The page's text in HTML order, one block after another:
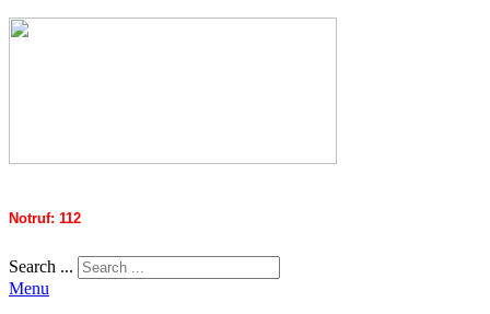
Notruf: 112
Search ...
Menu